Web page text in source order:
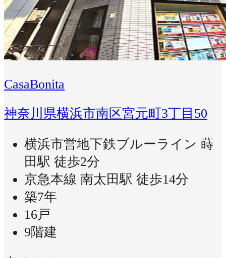
CasaBonita
神奈川県横浜市南区宮元町3丁目50
横浜市営地下鉄ブルーライン 蒔
田駅 徒歩2分
京急本線 南太田駅 徒歩14分
築7年
16戸
9階建